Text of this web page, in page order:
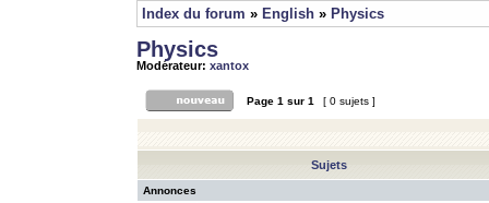
Index du forum » English » Physics
Physics
Modérateur: xantox
Page 1 sur 1 [ 0 sujets ]
Sujets
Annonces